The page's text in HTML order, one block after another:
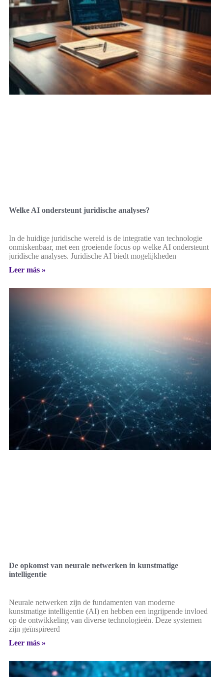
Welke AI ondersteunt juridische analyses?
In de huidige juridische wereld is de integratie van technologie
onmiskenbaar, met een groeiende focus op welke AI ondersteunt
juridische analyses. Juridische AI biedt mogelijkheden
Leer más »
De opkomst van neurale netwerken in kunstmatige
intelligentie
Neurale netwerken zijn de fundamenten van moderne
kunstmatige intelligentie (AI) en hebben een ingrijpende invloed
op de ontwikkeling van diverse technologieën. Deze systemen
zijn geïnspireerd
Leer más »